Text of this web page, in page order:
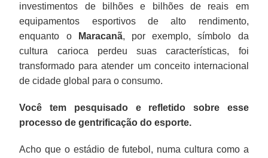
investimentos de bilhões e bilhões de reais em
equipamentos esportivos de alto rendimento,
enquanto o
Maracanã, por exemplo, símbolo da
cultura carioca perdeu suas características, foi
transformado para atender um conceito internacional
de cidade global para o consumo.
Você tem pesquisado e refletido sobre esse
processo de gentrificação do esporte.
Acho que o estádio de futebol, numa cultura como a